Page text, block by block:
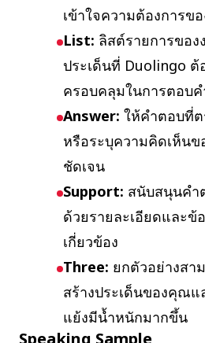
เข้าใจความต้องการข
List: ลิสต์รายการของ
ประเด็นที่ Duolingo
ครอบคลุมในการตอบ
Answer: ให้คำตอบที่
หรือระบุความคิดเห็น
ชัดเจน
Support: สนับสนุนค
ด้วยรายละเอียดและข้
เกี่ยวข้อง
Three: ยกตัวอย่างสา
สร้างประเด็นของคุณ
แย้งมีน้ำหนักมากขึ้น
Speaking Sample